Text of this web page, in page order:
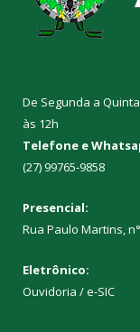
De Segunda a
às 12h
Telefone e
(27) 99765-9858
Presencial:
Rua Paulo Martins,
Eletrônico:
Ouvidoria /e-SIC